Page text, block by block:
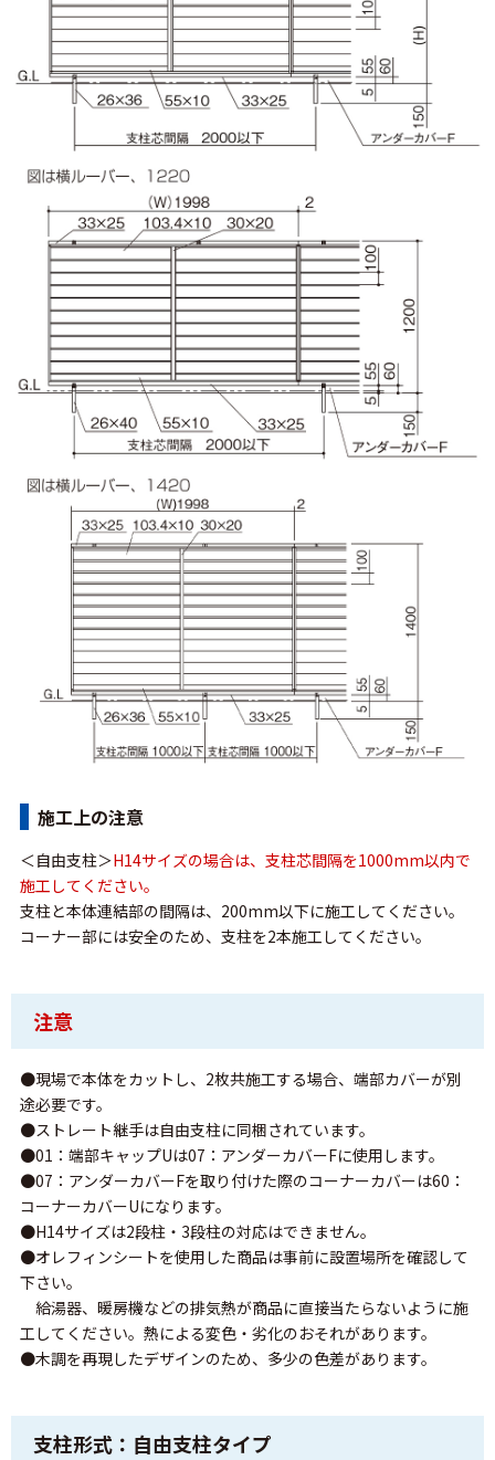
施工上の注意
＜自由支柱＞H14サイズの場合は、支柱芯間隔を1000mm以内で
施工してください。
支柱と本体連結部の間隔は、200mm以下に施工してください。
コーナー部には安全のため、支柱を2本施工してください。
注意
●現場で本体をカットし、2枚共施工する場合、端部カバーが別
途必要です。
●ストレート継手は自由支柱に同梱されています。
●01：端部キャップUは07：アンダーカバーFに使用します。
●07：アンダーカバーFを取り付けた際のコーナーカバーは60：
コーナーカバーUになります。
●H14サイズは2段柱・3段柱の対応はできません。
●オレフィンシートを使用した商品は事前に設置場所を確認して
下さい。
給湯器、暖房機などの排気熱が商品に直接当たらないように施
工してください。熱による変色・劣化のおそれがあります。
●木調を再現したデザインのため、多少の色差があります。
支柱形式：自由支柱タイプ